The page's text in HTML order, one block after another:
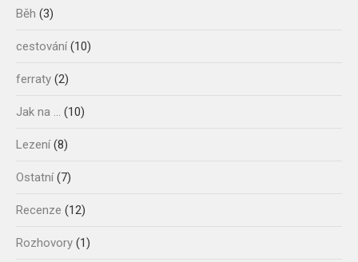
Běh (3)
cestování(10)
ferraty (2)
Jak na … (10)
Lezení(8)
Ostatní(7)
Recenze (12)
Rozhovory (1)